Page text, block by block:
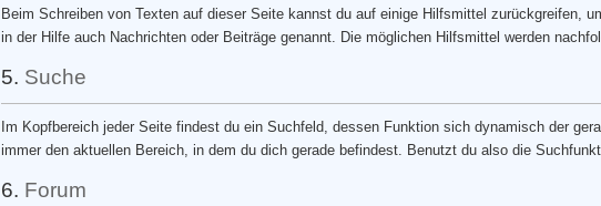
Beim Schreiben von Texten auf dieser Seite kannst du auf einige Hilfsmittel zurückgreifen,
in der Hilfe auch Nachrichten oder Beiträge genannt. Die möglichen Hilfsmittel werden
5. Suche
Im Kopfbereich jeder Seite findest du ein Suchfeld, dessen Funktion sich dynamisch der
immer den aktuellen Bereich, in dem du dich gerade befindest. Benutzt du also die
6. Forum